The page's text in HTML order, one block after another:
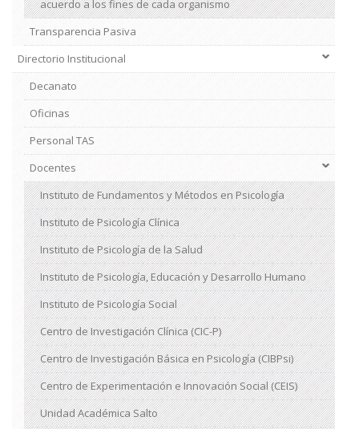
acuerdo a los fines de cada organismo
Transparencia Pasiva
Directorio Institucional
Decanato
Oficinas
Personal TAS
Docentes
Instituto de Fundamentos y Métodos en Psicología
Instituto de Psicología Clínica
Instituto de Psicología de la Salud
Instituto de Psicología, Educación y Desarrollo Humano
Instituto de Psicología Social
Centro de Investigación Clínica (CIC-P)
Centro de Investigación Básica en Psicología (CIBPsi)
Centro de Experimentación e Innovación Social (CEIS)
Unidad Académica Salto